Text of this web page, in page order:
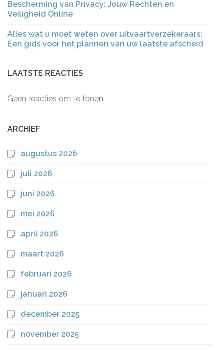
Bescherming van Privacy: Jouw Rechten en
Veiligheid Online
Alles wat u moet weten over uitvaartverzekeraars:
Een gids voor het plannen van uw laatste afscheid
LAATSTE REACTIES
Geen reacties om te tonen.
ARCHIEF
augustus 2026
juli 2026
juni 2026
mei 2026
april 2026
maart 2026
februari 2026
januari 2026
december 2025
november 2025